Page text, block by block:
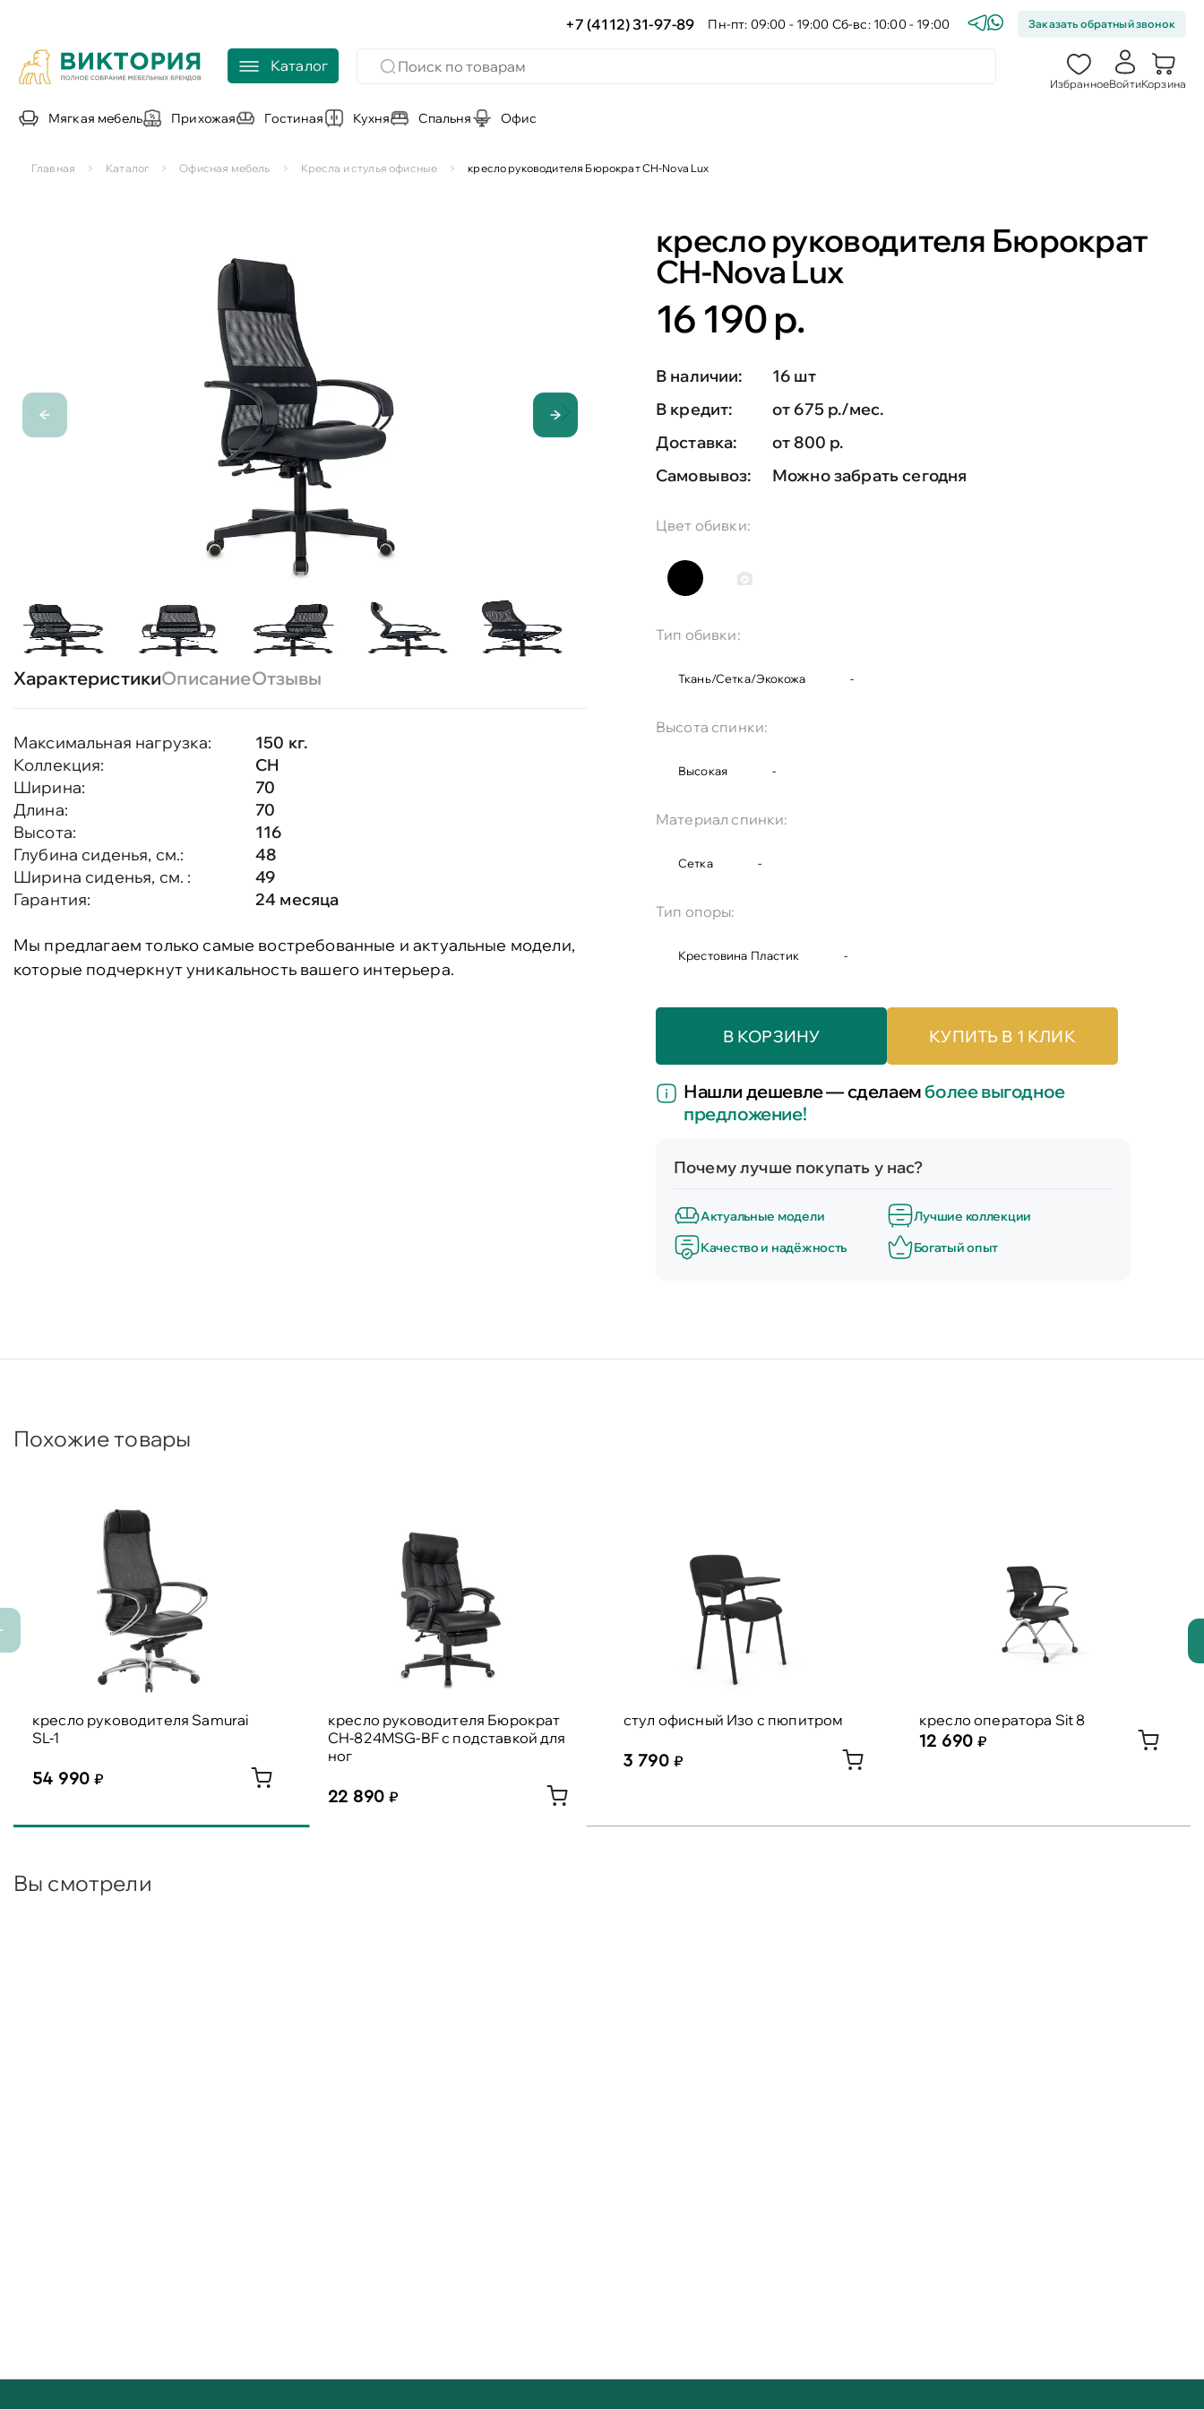
+7 (4112) 31-97-89 Пн-пт: 09:00 - 19:00 Сб-вс: 10:00 - 19:00 Заказать обратный звонок
Каталог
ИзбранноеВойтиКорзина
Мягкая мебель Прихожая Гостиная Кухня Спальня Офис
Главная Каталог Офисная мебель Кресла и стулья офисные кресло руководителя Бюрократ CH-Nova Lux
ХарактеристикиОписаниеОтзывы
Максимальная нагрузка:
150 кг.
Коллекция:
CH
Ширина:
70
Длина:
70
Высота:
116
Глубина сиденья, см.:
48
Ширина сиденья, см. :
49
Гарантия:
24 месяца
Мы предлагаем только самые востребованные и актуальные модели,
которые подчеркнут уникальность вашего интерьера.
кресло руководителя Бюрократ
CH-Nova Lux
16 190 р.
В наличии:
16 шт
В кредит:
от 675 р./мес.
Доставка:
от 800 р.
Самовывоз:
Можно забрать сегодня
Цвет обивки:
Тип обивки:
Ткань/сетка/экокожа -
Высота спинки:
Высокая -
Материал спинки:
Сетка -
Тип опоры:
Крестовина Пластик -
В КОРЗИНУ КУПИТЬ В 1 КЛИК
Нашли дешевле — сделаемболее выгодное
предложение!
Почему лучше покупать у нас?
Актуальные модели
Лучшие коллекции
Качество и надёжность
Богатый опыт
Похожие товары
кресло руководителя Samurai
SL-1
54 990
кресло руководителя Бюрократ
CH-824MSG-BF с подставкой для
ног
22 890
стул офисный Изо с пюпитром
3 790
кресло оператора Sit 8
12 690
Вы смотрели